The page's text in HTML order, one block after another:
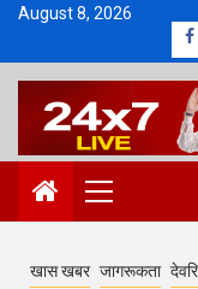
Skip
content
August 8, 2026
Primary
Menu
खास खबर जागरूकता